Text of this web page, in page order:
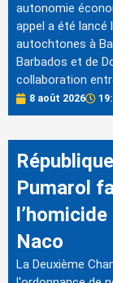
autonomie
appel a été lancé
autochtones à
Barbados et de
collaboration
8 août 2026
Pumarol
Naco
La Deuxième